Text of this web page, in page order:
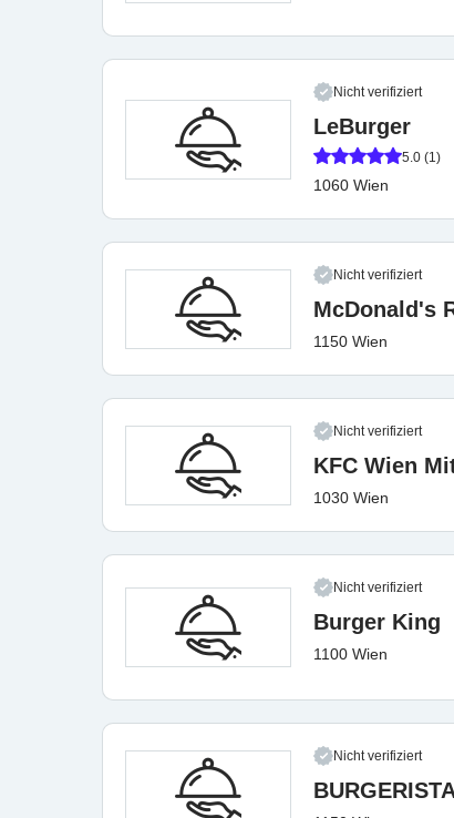
Nicht verifiziert
LeBurger
5.0 (1)
1060 Wien
Nicht verifiziert
McDonald's
1150 Wien
Nicht verifiziert
KFC Wien
1030 Wien
Nicht verifiziert
Burger King
1100 Wien
Nicht verifiziert